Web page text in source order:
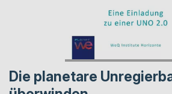
Die planetare